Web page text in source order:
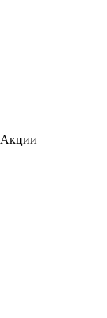
Акции